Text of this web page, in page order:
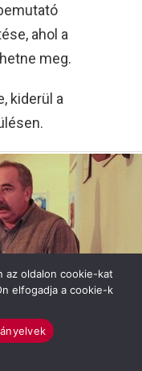
ahol a
meg.
kiderül a
az oldalon cookie-kat
elfogadja a cookie-k